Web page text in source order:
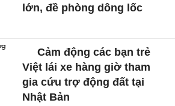
lớn, đề phòng dông lốc
Cảm động các bạn trẻ
Việt lái xe hàng giờ tham
gia cứu trợ động đất tại
Nhật Bản